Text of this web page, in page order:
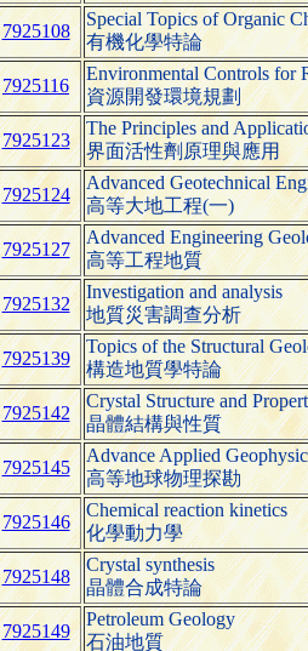
7925108
Special Topics of Organic
有機化學特論
7925116
Environmental Controls for
資源開發環境規劃
7925123
The Principles and
界面活性劑原理與應用
7925124
Advanced Geotechnical
高等大地工程(一)
7925127
Advanced Engineering
高等工程地質
7925132
Investigation and analysis
地質災害調查分析
7925139
Topics of the Structural
構造地質學特論
7925142
Crystal Structure and
晶體結構與性質
7925145
Advance Applied
高等地球物理探勘
7925146
Chemical reaction kinetics
化學動力學
7925148
Crystal synthesis
晶體合成特論
7925149
Petroleum Geology
石油地質